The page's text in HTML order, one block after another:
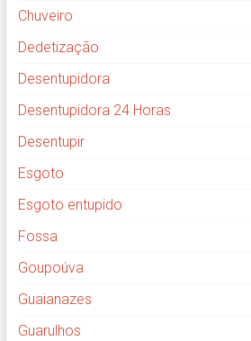
Chuveiro
Dedetização
Desentupidora
Desentupidora 24 Horas
Desentupir
Esgoto
Esgoto entupido
Fossa
Goupoúva
Guaianazes
Guarulhos